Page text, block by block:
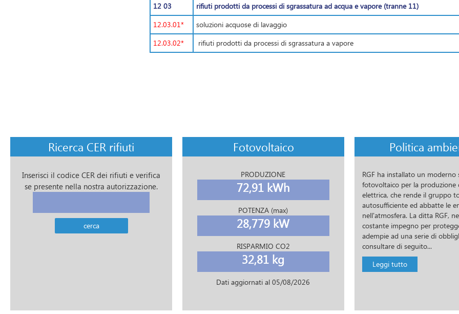
12 03
rifiuti prodotti da processi di sgrassatura ad acqua e vapore (tranne 11)
12.03.01*
soluzioni acquose di lavaggio
12.03.02*
rifiuti prodotti da processi di sgrassatura a vapore
Ricerca CER rifiuti
Inserisci il codice CER dei rifiuti e verifica
se presente nella nostra autorizzazione.
Fotovoltaico
PRODUZIONE
72,91 kWh
POTENZA (max)
28,779 kW
RISPARMIO CO2
32,81 kg
Dati aggiornati al05/08/2026
Politica
RGF ha installato un moderno
fotovoltaico per la produzione
elettrica, che rende il gruppo
autosufficiente ed abbatte le
nell'atmosfera. La ditta RGF,
costante impegno per
adempie ad una serie di
consultare di seguito...
Leggi tutto